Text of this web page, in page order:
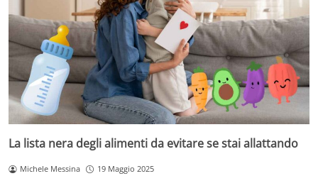
La lista nera degli alimenti da evitare se stai allattando
Michele Messina 19 Maggio 2025